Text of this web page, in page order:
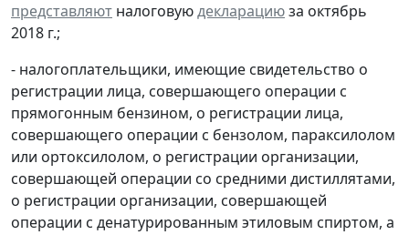
представляют налоговуюдекларациюза октябрь
2018 г.;
- налогоплательщики, имеющие свидетельство о
регистрации лица, совершающего операции с
прямогонным бензином, о регистрации лица,
совершающего операции с бензолом, параксилолом
или ортоксилолом, о регистрации организации,
совершающей операции со средними дистиллятами,
о регистрации организации, совершающей
операции с денатурированным этиловым спиртом, а